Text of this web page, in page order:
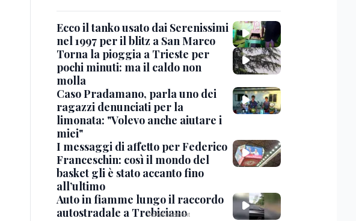
Ecco il tanko usato dai Serenissimi
nel 1997 per il blitz a San Marco
Torna la pioggia a Trieste per
pochi minuti: ma il caldo non
molla
Caso Pradamano, parla uno dei
ragazzi denunciati per la
limonata: "Volevo anche aiutare i
miei"
I messaggi di affetto per Federico
Franceschin: così il mondo del
basket gli è stato accanto fino
all’ultimo
Auto in fiamme lungo il raccordo
autostradale a Trebiciano